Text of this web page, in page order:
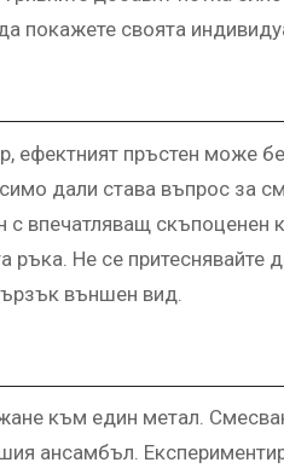
покажете своята
ефектният пръстен може
дали става въпрос за
с впечатляващ
ръка. Не се притеснявайте
външен вид.
към един метал.
ансамбъл.